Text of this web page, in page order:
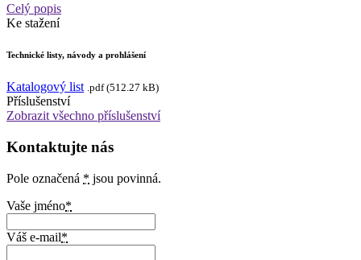
Celý popis
Ke stažení
Technické listy, návody a prohlášení
Katalogový list .pdf (512.27 kB)
Příslušenství
Zobrazit všechno příslušenství
Kontaktujte nás
Pole označená * jsou povinná.
Vaše jméno*
Váš e-mail*